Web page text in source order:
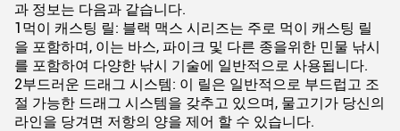
과 정보는 다음과 같습니다.
1먹이 캐스팅 릴: 블랙 맥스 시리즈는 주로 먹이 캐스팅 릴
을 포함하며, 이는 바스, 파이크 및 다른 종을위한 민물 낚시
를 포함하여 다양한 낚시 기술에 일반적으로 사용됩니다.
2부드러운 드래그 시스템: 이 릴은 일반적으로 부드럽고 조
절 가능한 드래그 시스템을 갖추고 있으며, 물고기가 당신의
라인을 당겨면 저항의 양을 제어 할 수 있습니다.